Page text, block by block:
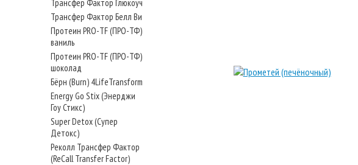
Трансфер Фактор Глюкоуч
Трансфер Фактор Белл Ви
Протеин PRO-TF (ПРО-ТФ)
ваниль
Протеин PRO-TF (ПРО-ТФ)
шоколад
Бёрн (Burn) 4LifeTransform
Energy Go Stix (Энерджи
Гоу Стикс)
Super Detox (Супер
Детокс)
Реколл Трансфер Фактор
(ReCall Transfer Factor)